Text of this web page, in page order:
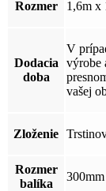
Rozmer 1,6m x
Dodacia
doba
V
výrobe
vašej
Zloženie
Rozmer
balíka